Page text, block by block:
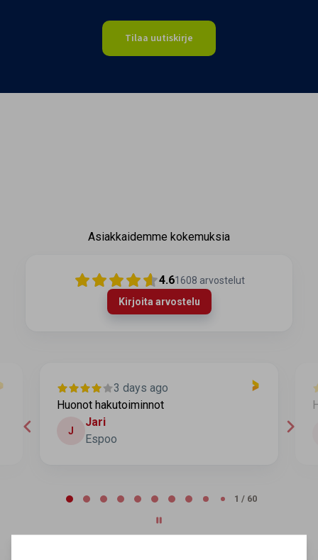
Tilaa uutiskirje
Asiakkaidemme kokemuksia
4.61608 arvostelut
Kirjoita arvostelu
3 days ago
Huonot hakutoiminnot
J
Jari
Espoo
1 / 60